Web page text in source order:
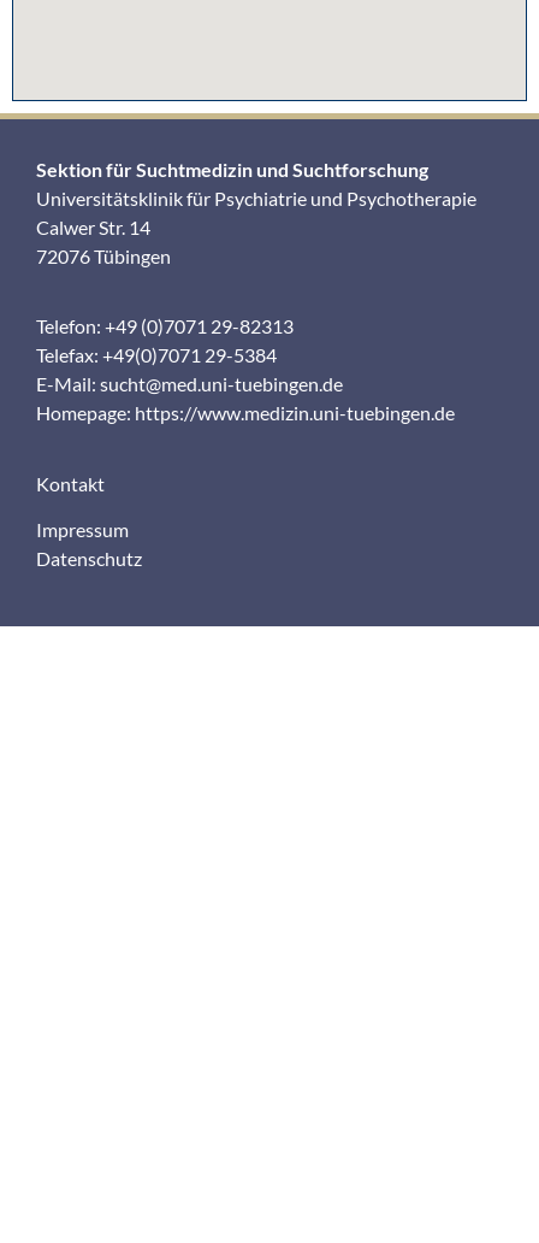
Sektion für Suchtmedizin und Suchtforschung
Universitätsklinik für Psychiatrie und Psychotherapie
Calwer Str. 14
72076 Tübingen
Telefon: +49 (0)7071 29-82313
Telefax: +49(0)7071 29-5384
E-Mail: sucht@med.uni-tuebingen.de
Homepage: https://www.medizin.uni-tuebingen.de
Kontakt
Impressum
Datenschutz